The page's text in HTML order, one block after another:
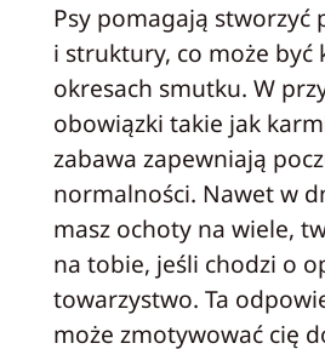
Psy pomagają stworzyć
i struktury, co może być
okresach smutku. W
obowiązki takie jak
zabawa zapewniają
normalności. Nawet w
masz ochoty na wiele,
na tobie, jeśli chodzi o
towarzystwo. Ta
może zmotywować cię